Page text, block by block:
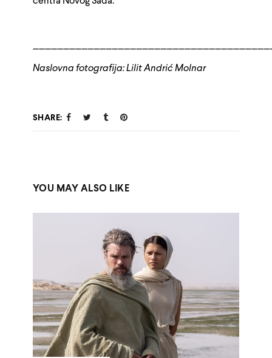
Naslovna fotografija: Lilit Andrić Molnar
SHARE:
YOU MAY ALSO LIKE